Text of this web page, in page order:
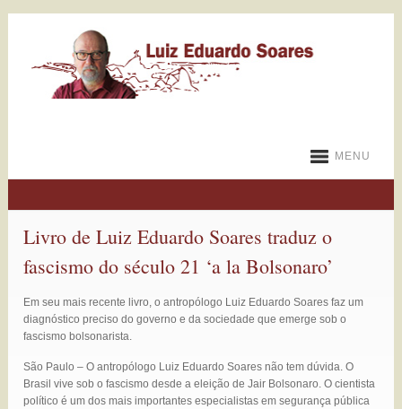
MENU
Livro de Luiz Eduardo Soares traduz o
fascismo do século 21 ‘a la Bolsonaro’
Em seu mais recente livro, o antropólogo Luiz Eduardo Soares faz um
diagnóstico preciso do governo e da sociedade que emerge sob o
fascismo bolsonarista.
São Paulo – O antropólogo Luiz Eduardo Soares não tem dúvida. O
Brasil vive sob o fascismo desde a eleição de Jair Bolsonaro. O cientista
político é um dos mais importantes especialistas em segurança pública